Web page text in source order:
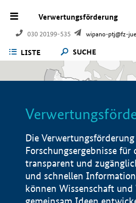
Verwertungsförderung
030 20199-535 wipano-ptj@fz-
LISTE SUCHE
Die
Forschungsergebnisse
transparent und
und schnellen
können Wissenschaft